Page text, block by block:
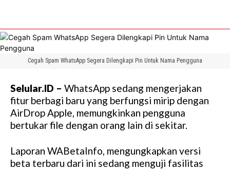
Cegah Spam WhatsApp Segera Dilengkapi Pin Untuk Nama Pengguna
Selular.ID – WhatsApp sedang mengerjakan
fitur berbagi baru yang berfungsi mirip dengan
AirDrop Apple, memungkinkan pengguna
bertukar file dengan orang lain di sekitar.
Laporan WABetaInfo, mengungkapkan versi
beta terbaru dari ini sedang menguji fasilitas